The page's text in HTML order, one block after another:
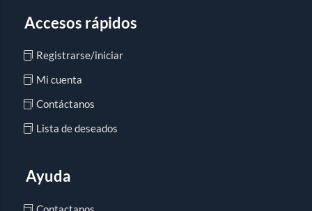
Accesos rápidos
Registrarse/iniciar
Mi cuenta
Contáctanos
Lista de deseados
Ayuda